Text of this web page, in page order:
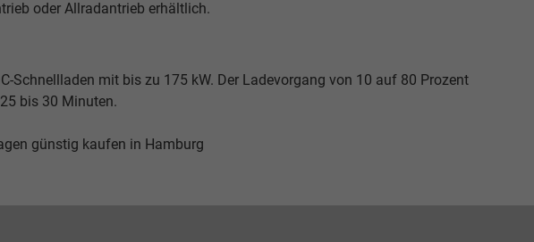
oder Allradantrieb erhältlich.
Schnellladen mit bis zu 175 kW. Der Ladevorgang von 10 auf 80 Prozent
bis 30 Minuten.
günstig kaufen in Hamburg